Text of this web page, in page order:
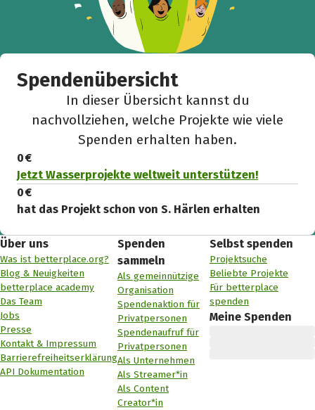
Spendenübersicht
In dieser Übersicht kannst du
nachvollziehen, welche Projekte wie viele
Spenden erhalten haben.
0 €
Jetzt Wasserprojekte weltweit unterstützen!
0 €
hat das Projekt schon von S. Härlen erhalten
Über uns
Was ist betterplace.org?
Blog & Neuigkeiten
betterplace academy
Das Team
Jobs
Presse
Kontakt & Impressum
Barrierefreiheitserklärung
API Dokumentation
Spenden
sammeln
Als gemeinnützige
Organisation
Spendenaktion für
Privatpersonen
Spendenaufruf für
Privatpersonen
Als Unternehmen
Als Streamer*in
Als Content
Creator*in
Selbst spenden
Projektsuche
Beliebte Projekte
Für betterplace
spenden
Meine Spenden